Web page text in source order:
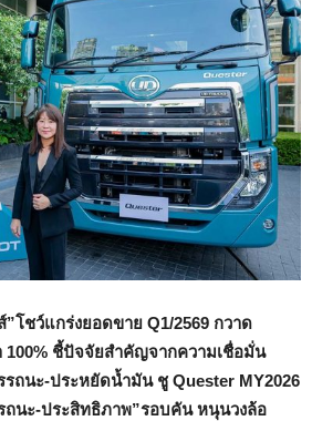
”โชว์แกร่งยอดขาย Q1/2569 กวาด
100% ชี้ปัจจัยสำคัญจากความเชื่อมั่น
ถนะ-ประหยัดน้ำมัน ชูQuester MY2026
ถนะ-ประสิทธิภาพ”รอบคัน หนุนวงล้อ